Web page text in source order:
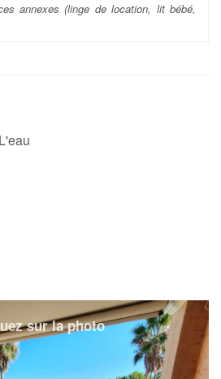
annexes (linge de location, lit bébé,